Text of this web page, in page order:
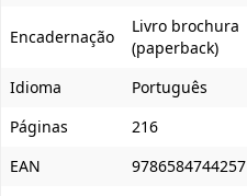
Encadernação
Livro brochura
(paperback)
Idioma
Português
Páginas
216
EAN
9786584744257